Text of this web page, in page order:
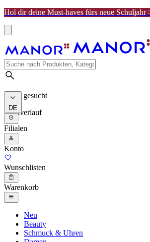
Hol dir deine Must-haves fürs neue Schuljahr
Meist gesucht
Suchverlauf
DE
Filialen
Konto
Wunschlisten
Warenkorb
Neu
Beauty
Schmuck & Uhren